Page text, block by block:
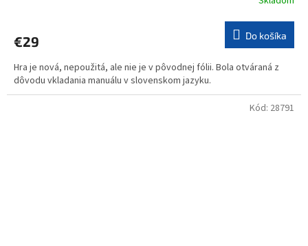
€29 Do košíka
Hra je nová, nepoužitá, ale nie je v pôvodnej fólii. Bola otváraná z
dôvodu vkladania manuálu v slovenskom jazyku.
Kód: 28791